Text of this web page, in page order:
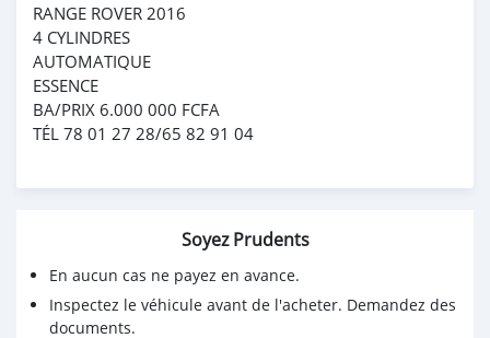
RANGE ROVER 2016
4 CYLINDRES
AUTOMATIQUE
ESSENCE
BA/PRIX 6.000 000 FCFA
TÉL 78 01 27 28/65 82 91 04
Soyez Prudents
En aucun cas ne payez en avance.
Inspectez le véhicule avant de l'acheter. Demandez des
documents.